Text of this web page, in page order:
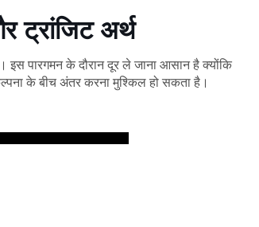
ट्रांजिट अर्थ
पारगमन के दौरान दूर ले जाना आसान है क्योंकि
के बीच अंतर करना मुश्किल हो सकता है।